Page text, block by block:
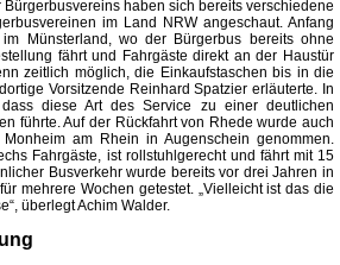
haben sich bereits verschiedene
im Land NRW angeschaut. Anfang
Münsterland, wo der Bürgerbus bereits ohne
fährt und Fahrgäste direkt an der Haustür
zeitlich möglich, die Einkaufstaschen bis in die
Vorsitzende Reinhard Spatzier erläuterte. In
diese Art des Service zu einer deutlichen
führte. Auf der Rückfahrt von Rhede wurde auch
am Rhein in Augenschein genommen.
Fahrgäste, ist rollstuhlgerecht und fährt mit 15
Busverkehr wurde bereits vor drei Jahren in
mehrere Wochen getestet. „Vielleicht ist das die
überlegt Achim Walder.